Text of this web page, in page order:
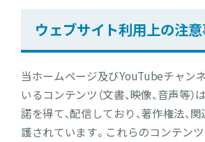
ウェブサイト利用上の注
当ホームページ及びYouTubeチャン
いるコンテンツ（文書、映像、音声等）
諾を得て、配信しており、著作権法、
護されています。これらのコンテン